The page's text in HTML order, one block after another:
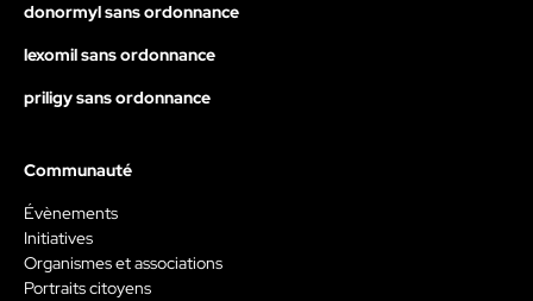
donormyl sans ordonnance
lexomil sans ordonnance
priligy sans ordonnance
Communauté
Évènements
Initiatives
Organismes et associations
Portraits citoyens